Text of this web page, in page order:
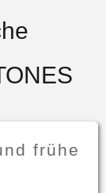
frühe